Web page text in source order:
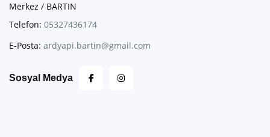
Merkez / BARTIN
Telefon: 05327436174
E-Posta: ardyapi.bartin@gmail.com
Sosyal Medya